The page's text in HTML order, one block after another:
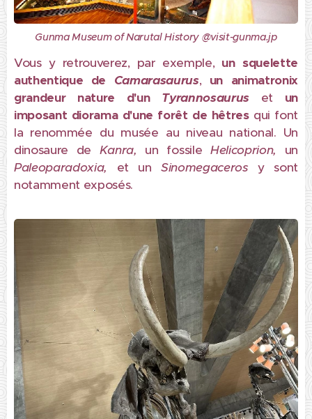
Gunma Museum of Narutal History @visit-gunma.jp
Vous y retrouverez, par exemple, un squelette
authentique de Camarasaurus, un animatronix
grandeur nature d'un Tyrannosauruset un
imposant diorama d'une forêt de hêtresqui font
la renommée du musée au niveau national. Un
dinosaure de Kanra, un fossile Helicoprion, un
Paleoparadoxia, et unSinomegaceros y sont
notamment exposés.